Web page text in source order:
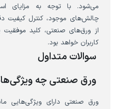
می‌شود. با توجه به مزایای
چالش‌های موجود، کنترل کیفیت
از ورق‌های صنعتی، کلید موفقیت
کاربران خواهد بود.
سوالات متداول
ورق صنعتی چه
ورق صنعتی دارای ویژگی‌هایی